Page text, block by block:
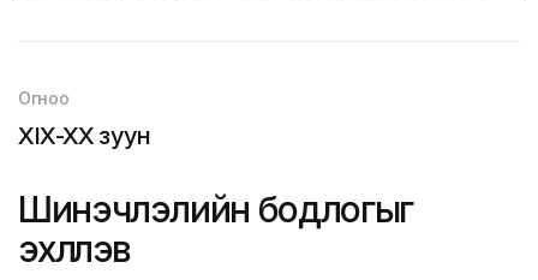
Огноо
XIX-XX зуун
Шинэчлэлийн бодлогыг
эхлүүлэв